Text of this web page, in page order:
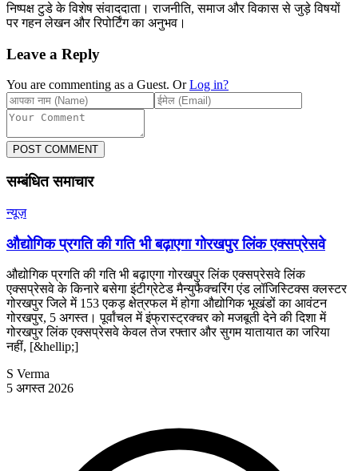
निष्पक्ष टुडे के विशेष संवाददाता। राजनीति, समाज और विकास से जुड़े विषयों
पर गहन लेखन और रिपोर्टिंग का अनुभव।
Leave a Reply
You are commenting as a Guest. Or Log in?
POST COMMENT
सम्बंधित समाचार
न्यूज़
औद्योगिक प्रगति की गति भी बढ़ाएगा गोरखपुर लिंक एक्सप्रेसवे
औद्योगिक प्रगति की गति भी बढ़ाएगा गोरखपुर लिंक एक्सप्रेसवे लिंक
एक्सप्रेसवे के किनारे बसेगा इंटीग्रेटेड मैन्युफैक्चरिंग एंड लॉजिस्टिक्स क्लस्टर
गोरखपुर जिले में 153 एकड़ क्षेत्रफल में होगा औद्योगिक भूखंडों का आवंटन
गोरखपुर, 5 अगस्त। पूर्वांचल में इंफ्रास्ट्रक्चर को मजबूती देने की दिशा में
गोरखपुर लिंक एक्सप्रेसवे केवल तेज रफ्तार और सुगम यातायात का जरिया
नहीं, [&hellip;]
S Verma
5 अगस्त 2026